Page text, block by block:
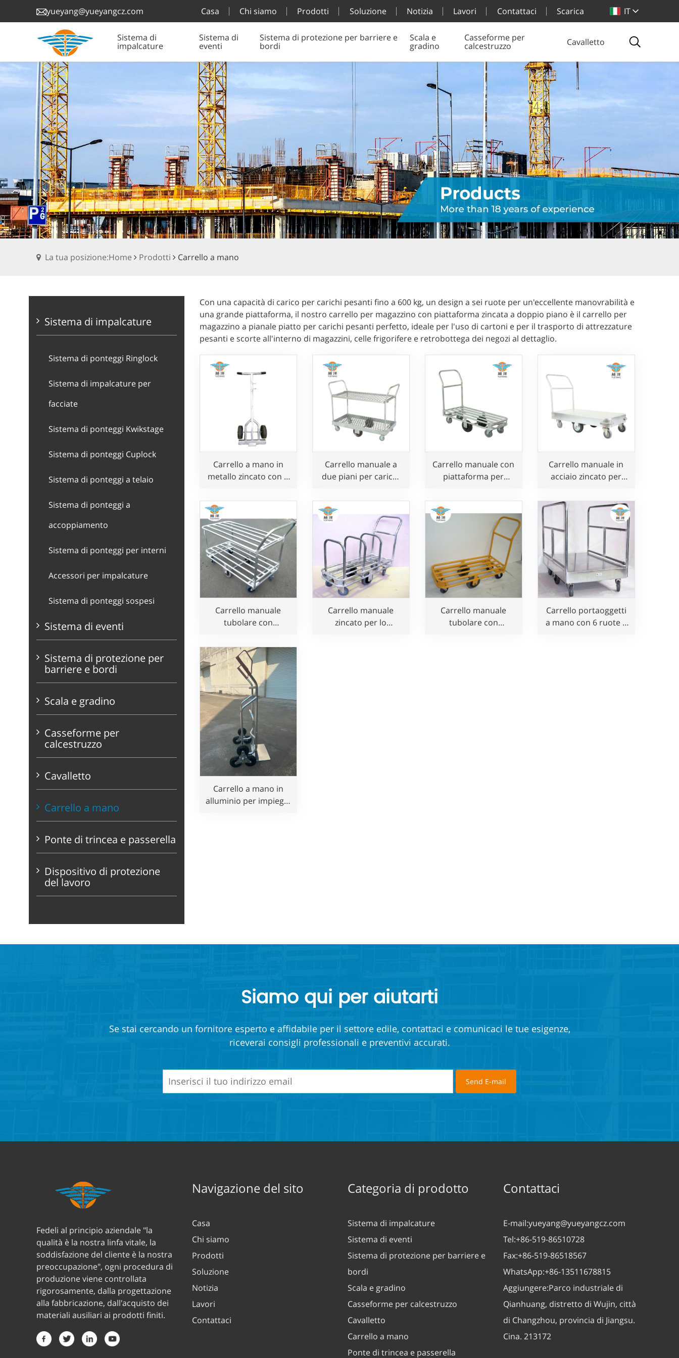
yueyang@yueyangcz.com Casa Chi siamo Prodotti Soluzione Notizia Lavori Contattaci Scarica IT
Sistema di
impalcature
Sistema di
eventi
Sistema di protezione per barriere e
bordi
Scala e
gradino
Casseforme per
calcestruzzo Cavalletto
La tua posizione:Home Prodotti Carrello a mano
Sistema di impalcature
Sistema di ponteggi Ringlock
Sistema di impalcature per
facciate
Sistema di ponteggi Kwikstage
Sistema di ponteggi Cuplock
Sistema di ponteggi a telaio
Sistema di ponteggi a
accoppiamento
Sistema di ponteggi per interni
Accessori per impalcature
Sistema di ponteggi sospesi
Sistema di eventi
Sistema di protezione per
barriere e bordi
Scala e gradino
Casseforme per
calcestruzzo
Cavalletto
Carrello a mano
Ponte di trincea e passerella
Dispositivo di protezione
del lavoro
Con una capacità di carico per carichi pesanti fino a 600 kg, un design a sei ruote per un'eccellente manovrabilità e
una grande piattaforma, il nostro carrello per magazzino con piattaforma zincata a doppio piano è il carrello per
magazzino a pianale piatto per carichi pesanti perfetto, ideale per l'uso di cartoni e per il trasporto di attrezzature
pesanti e scorte all'interno di magazzini, celle frigorifere e retrobottega dei negozi al dettaglio.
Carrello a mano in
metallo zincato con 2
movimentazione di
merci in edilizia
Carrello manuale a
due piani per carichi
per siti commerciali e
Carrello manuale con
piattaforma per
ruote per l'uso in siti
commerciali e
Carrello manuale in
acciaio zincato per
commerciali e
magazzini
Carrello manuale
tubolare con
carichi pesanti con 6
ruote
Carrello manuale
zincato per lo
Carrello manuale
tubolare con
Carrello portaoggetti
a mano con 6 ruote a
Carrello a mano in
alluminio per impieghi
Siamo qui per aiutarti
Se stai cercando un fornitore esperto e affidabile per il settore edile, contattaci e comunicaci le tue esigenze,
riceverai consigli professionali e preventivi accurati.
Fedeli al principio aziendale "la
qualità è la nostra linfa vitale, la
soddisfazione del cliente è la nostra
preoccupazione", ogni procedura di
produzione viene controllata
rigorosamente, dalla progettazione
alla fabbricazione, dall'acquisto dei
materiali ausiliari ai prodotti finiti.
Navigazione del sito
Casa
Chi siamo
Prodotti
Soluzione
Notizia
Lavori
Contattaci
Categoria di prodotto
Sistema di impalcature
Sistema di eventi
Sistema di protezione per barriere e
bordi
Scala e gradino
Casseforme per calcestruzzo
Cavalletto
Carrello a mano
Ponte di trincea e passerella
Contattaci
E-mail:yueyang@yueyangcz.com
Tel:+86-519-86510728
Fax:+86-519-86518567
WhatsApp:+86-13511678815
Aggiungere:Parco industriale di
Qianhuang, distretto di Wujin, città
di Changzhou, provincia di Jiangsu.
Cina. 213172